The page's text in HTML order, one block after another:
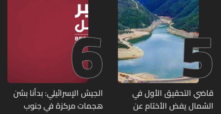
5
قاضي التحقيق الأول في
الشمال يفض الأختام عن
6
الجيش الإسرائيلي: بدأنا بشن
هجمات مركزة في جنوب